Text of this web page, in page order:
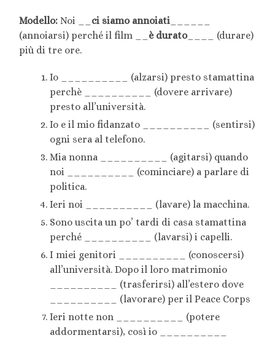
Modello: Noi __ ci siamo annoiati
(annoiarsi) perché il film __ è durato____ (durare)
più di tre ore.
Io __________ (alzarsi) presto stamattina
perchè __________ (dovere arrivare)
presto all’università.
Io e il mio fidanzato __________ (sentirsi)
ogni sera al telefono.
Mia nonna __________ (agitarsi) quando
noi __________ (cominciare) a parlare di
politica.
Ieri noi __________ (lavare) la macchina.
Sono uscita un po’ tardi di casa stamattina
perché __________ (lavarsi) i capelli.
I miei genitori __________ (conoscersi)
all’università. Dopo il loro matrimonio
__________ (trasferirsi) all’estero dove
__________ (lavorare) per il Peace Corps
Ieri notte non __________ (potere
addormentarsi), così io __________